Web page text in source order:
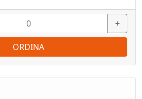
+
ORDINA